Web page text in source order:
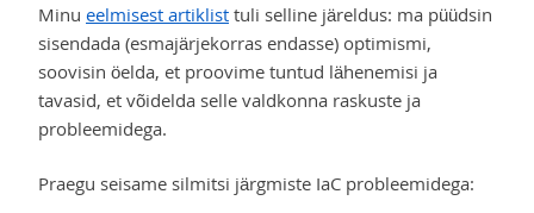
Minu eelmisest artiklist tuli selline järeldus: ma püüdsin
sisendada (esmajärjekorras endasse) optimismi,
soovisin öelda, et proovime tuntud lähenemisi ja
tavasid, et võidelda selle valdkonna raskuste ja
probleemidega.
Praegu seisame silmitsi järgmiste IaC probleemidega: